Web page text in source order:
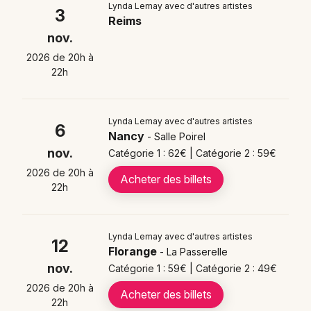
Artistes en tournée
Actualités
Choisir mes départements
arrangements acoustiques, directement liés à leur
À fleurs de cordes
scénique soutenue en France, avec des étapes dans
des salles variées à travers le pays. Chaque
représentation offre un format épuré, centré surla
voix et la guitare, pour une proximité rare entre
l'artiste et son public.
Où voir les concerts de Lynda
Lemay en 2026 ?
Lynda Lemay le 03/11/2026 - Reims (51)
3
nov.
2026 de 20h à
22h
Lynda Lemay avec d'autres artistes
Reims
6
nov.
2026 de 20h à
22h
Lynda Lemay avec d'autres artistes
Nancy - Salle Poirel
Catégorie 1 : 62€ | Catégorie 2 : 59€
Acheter des billets
12
nov.
2026 de 20h à
22h
Lynda Lemay avec d'autres artistes
Florange - La Passerelle
Catégorie 1 : 59€ | Catégorie 2 : 49€
Acheter des billets